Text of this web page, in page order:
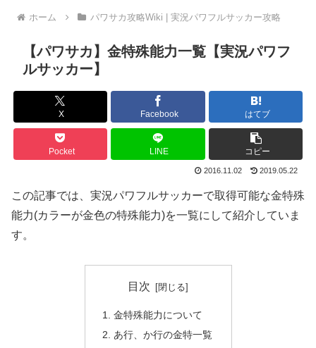
ホーム パワサカ攻略Wiki | 実況パワフルサッカー攻略
【パワサカ】金特殊能力一覧【実況パワフ
ルサッカー】
X Facebook はてブ
Pocket LINE コピー
2016.11.02 2019.05.22
この記事では、実況パワフルサッカーで取得可能な金特殊
能力(カラーが金色の特殊能力)を一覧にして紹介していま
す。
目次
金特殊能力について
あ行、か行の金特一覧